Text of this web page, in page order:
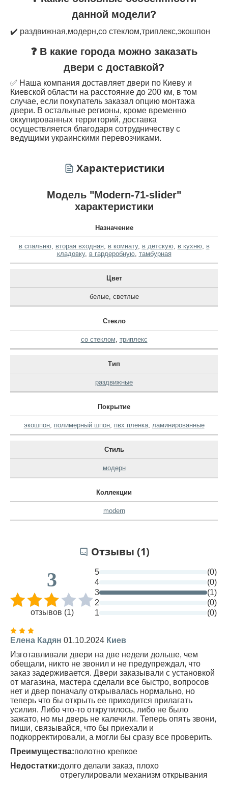
данной модели?
✔️ раздвижная,модерн,со стеклом,триплекс,экошпон
❓ В какие города можно заказать
двери с доставкой?
✅ Наша компания доставляет двери по Киеву и
Киевской области на расстояние до 200 км, в том
случае, если покупатель заказал опцию монтажа
двери. В остальные регионы, кроме временно
оккупированных территорий, доставка
осуществляется благодаря сотрудничеству с
ведущими украинскими перевозчиками.
Характеристики
Модель "Modern-71-slider"
характеристики
Назначение
в спальню, вторая входная, в комнату, в детскую, в кухню, в
кладовку, в гардеробную, тамбурная
Цвет
белые, светлые
Стекло
со стеклом триплекс
Тип
раздвижные
Покрытие
экошпон, полимерный шпон, пвх пленка, ламинированные
Стиль
модерн
Коллекции
modern
Отзывы (1)
3
отзывов (1)
5
(0)
4
(0)
3
(1)
2
(0)
1
(0)
Елена Кадян 01.10.2024 Киев
Изготавливали двери на две недели дольше, чем
обещали, никто не звонил и не предупреждал, что
заказ задерживается. Двери заказывали с установкой
от магазина, мастера сделали все быстро, вопросов
нет и двер поначалу открывалась нормально, но
теперь что бы открыть ее приходится прилагать
усилия. Либо что-то открутилось, либо не было
зажато, но мы дверь не калечили. Теперь опять звони,
пиши, связывайся, что бы приехали и
подкорректировали, а могли бы сразу все проверить.
Преимущества:полотно крепкое
Недостатки:долго делали заказ, плохо
отрегулировали механизм открывания